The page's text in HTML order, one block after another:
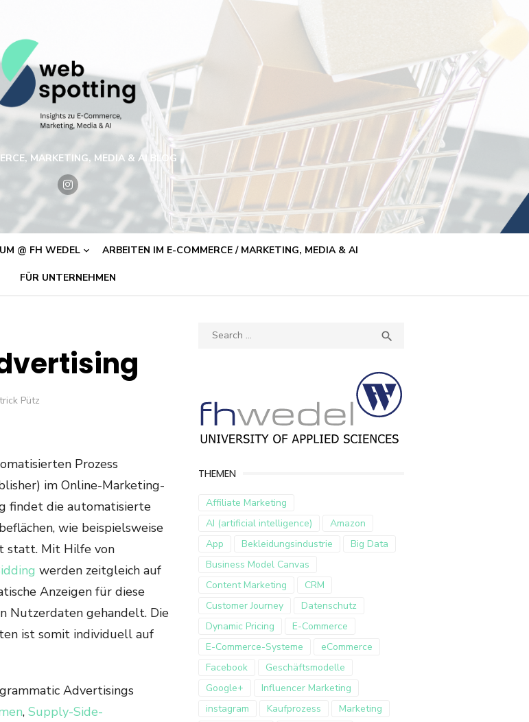
MARKETING, MEDIA & AI BLOG
@ FH WEDEL ARBEITEN IM E-COMMERCE / MARKETING, MEDIA & AI
FÜR UNTERNEHMEN
Pütz
Prozess
im Online-Marketing-
findet die automatisierte
wie beispielsweise
statt. Mit Hilfe von
werden zeitgleich auf
Anzeigen für diese
Nutzerdaten gehandelt. Die
ist somit individuell auf
Advertisings
, Supply-Side-
Search

THEMEN
Affiliate Marketing
AI (artificial intelligence)
Amazon
App
Bekleidungsindustrie
Big Data
Business Model Canvas
Content Marketing
CRM
Customer Journey
Datenschutz
Dynamic Pricing
E-Commerce
E-Commerce-Systeme
eCommerce
Facebook
Geschäftsmodelle
Google+
Influencer Marketing
instagram
Kaufprozess
Marketing